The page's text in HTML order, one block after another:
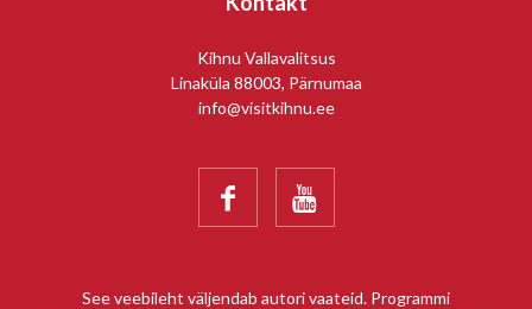
Kihnu Vallavalitsus
Linaküla 88003, Pärnumaa
info@visitkihnu.ee
 
See veebileht väljendab autori vaateid. Programmi